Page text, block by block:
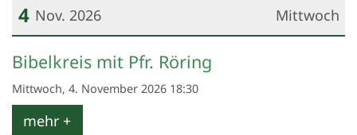
Mittwoch
4 Nov. 2026
Datum: 4. November 2026
Bibelkreis mit Pfr. Röring
Mittwoch, 4. November 2026 18:30
mehr +